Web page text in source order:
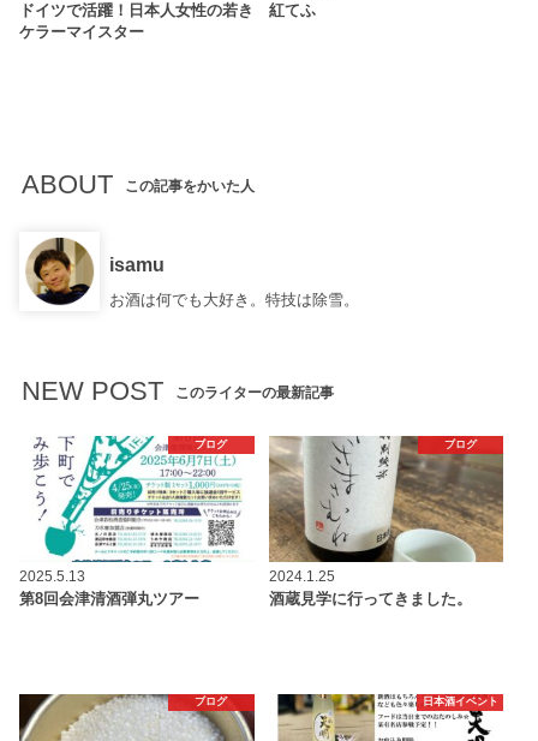
ドイツで活躍！日本人女性の若き
ケラーマイスター
紅てふ
ABOUT この記事をかいた人
isamu
お酒は何でも大好き。特技は除雪。
NEW POST このライターの最新記事
ブログ
2025.5.13
第8回会津清酒弾丸ツアー
ブログ
2024.1.25
酒蔵見学に行ってきました。
ブログ 日本酒イベント